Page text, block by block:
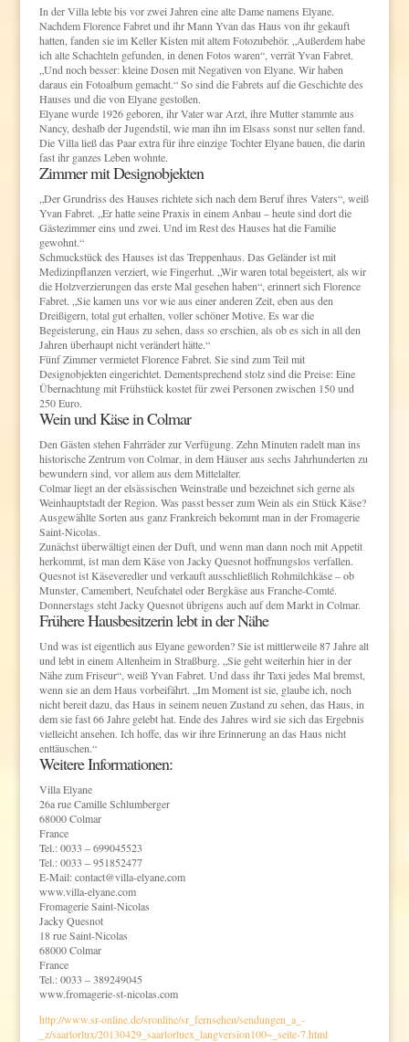
In der Villa lebte bis vor zwei Jahren eine alte Dame namens Elyane.
Nachdem Florence Fabret und ihr Mann Yvan das Haus von ihr gekauft
hatten, fanden sie im Keller Kisten mit altem Fotozubehör. „Außerdem habe
ich alte Schachteln gefunden, in denen Fotos waren“, verrät Yvan Fabret.
„Und noch besser: kleine Dosen mit Negativen von Elyane. Wir haben
daraus ein Fotoalbum gemacht.“ So sind die Fabrets auf die Geschichte des
Hauses und die von Elyane gestoßen.
Elyane wurde 1926 geboren, ihr Vater war Arzt, ihre Mutter stammte aus
Nancy, deshalb der Jugendstil, wie man ihn im Elsass sonst nur selten fand.
Die Villa ließ das Paar extra für ihre einzige Tochter Elyane bauen, die darin
fast ihr ganzes Leben wohnte.
Zimmer mit Designobjekten
„Der Grundriss des Hauses richtete sich nach dem Beruf ihres Vaters“, weiß
Yvan Fabret. „Er hatte seine Praxis in einem Anbau – heute sind dort die
Gästezimmer eins und zwei. Und im Rest des Hauses hat die Familie
gewohnt.“
Schmuckstück des Hauses ist das Treppenhaus. Das Geländer ist mit
Medizinpflanzen verziert, wie Fingerhut. „Wir waren total begeistert, als wir
die Holzverzierungen das erste Mal gesehen haben“, erinnert sich Florence
Fabret. „Sie kamen uns vor wie aus einer anderen Zeit, eben aus den
Dreißigern, total gut erhalten, voller schöner Motive. Es war die
Begeisterung, ein Haus zu sehen, dass so erschien, als ob es sich in all den
Jahren überhaupt nicht verändert hätte.“
Fünf Zimmer vermietet Florence Fabret. Sie sind zum Teil mit
Designobjekten eingerichtet. Dementsprechend stolz sind die Preise: Eine
Übernachtung mit Frühstück kostet für zwei Personen zwischen 150 und
250 Euro.
Wein und Käse in Colmar
Den Gästen stehen Fahrräder zur Verfügung. Zehn Minuten radelt man ins
historische Zentrum von Colmar, in dem Häuser aus sechs Jahrhunderten zu
bewundern sind, vor allem aus dem Mittelalter.
Colmar liegt an der elsässischen Weinstraße und bezeichnet sich gerne als
Weinhauptstadt der Region. Was passt besser zum Wein als ein Stück Käse?
Ausgewählte Sorten aus ganz Frankreich bekommt man in der Fromagerie
Saint-Nicolas.
Zunächst überwältigt einen der Duft, und wenn man dann noch mit Appetit
herkommt, ist man dem Käse von Jacky Quesnot hoffnungslos verfallen.
Quesnot ist Käseveredler und verkauft ausschließlich Rohmilchkäse – ob
Munster, Camembert, Neufchatel oder Bergkäse aus Franche-Comté.
Donnerstags steht Jacky Quesnot übrigens auch auf dem Markt in Colmar.
Frühere Hausbesitzerin lebt in der Nähe
Und was ist eigentlich aus Elyane geworden? Sie ist mittlerweile 87 Jahre alt
und lebt in einem Altenheim in Straßburg. „Sie geht weiterhin hier in der
Nähe zum Friseur“, weiß Yvan Fabret. Und dass ihr Taxi jedes Mal bremst,
wenn sie an dem Haus vorbeifährt. „Im Moment ist sie, glaube ich, noch
nicht bereit dazu, das Haus in seinem neuen Zustand zu sehen, das Haus, in
dem sie fast 66 Jahre gelebt hat. Ende des Jahres wird sie sich das Ergebnis
vielleicht ansehen. Ich hoffe, das wir ihre Erinnerung an das Haus nicht
enttäuschen.“
Weitere Informationen:
Villa Elyane
26a rue Camille Schlumberger
68000 Colmar
France
Tel.: 0033 – 699045523
Tel.: 0033 – 951852477
E-Mail: contact@villa-elyane.com
www.villa-elyane.com
Fromagerie Saint-Nicolas
Jacky Quesnot
18 rue Saint-Nicolas
68000 Colmar
France
Tel.: 0033 – 389249045
www.fromagerie-st-nicolas.com
http://www.sr-online.de/sronline/sr_fernsehen/sendungen_a_-
_z/saarlorlux/20130429_saarlorluex_langversion100~_seite-7.html